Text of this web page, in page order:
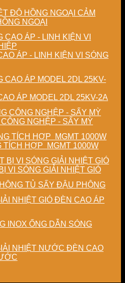
chất
lượng
phẩm
CẢM
NGOẠI
ÁP - LINH KIỆN VI SÓNG
ÁP MODEL 2DL 25KV-2A
NGHỆP - SẤY MỲ
TÍCH HỢP MGMT 1000W
VI SÓNG GIẢI NHIỆT GIÓ
TỦ SẤY ĐẬU PHỘNG
ĐÈN CAO ÁP
ỐNG DẪN SÓNG
ĐÈN CAO